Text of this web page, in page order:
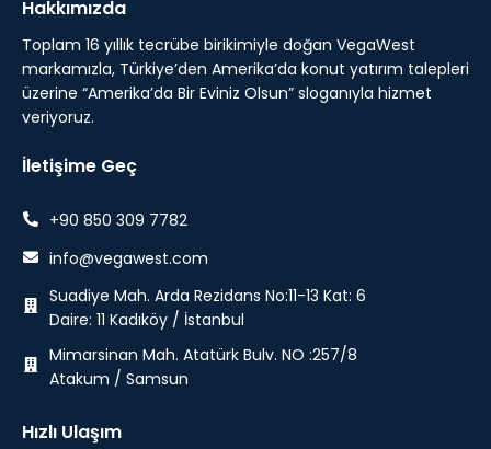
Hakkımızda
Toplam 16 yıllık tecrübe birikimiyle doğan VegaWest
markamızla, Türkiye’den Amerika’da konut yatırım talepleri
üzerine “Amerika’da Bir Eviniz Olsun” sloganıyla hizmet
veriyoruz.
İletişime Geç
+90 850 309 7782
info@vegawest.com
Suadiye Mah. Arda Rezidans No:11-13 Kat: 6
Daire: 11 Kadıköy / İstanbul
Mimarsinan Mah. Atatürk Bulv. NO :257/8
Atakum / Samsun
Hızlı Ulaşım